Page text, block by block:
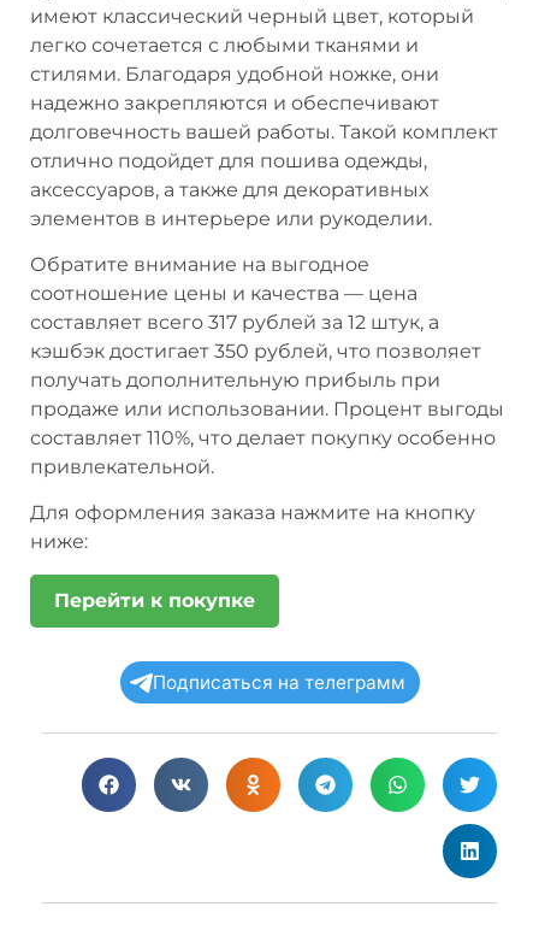
имеют классический черный цвет, который
легко сочетается с любыми тканями и
стилями. Благодаря удобной ножке, они
надежно закрепляются и обеспечивают
долговечность вашей работы. Такой комплект
отлично подойдет для пошива одежды,
аксессуаров, а также для декоративных
элементов в интерьере или рукоделии.
Обратите внимание на выгодное
соотношение цены и качества — цена
составляет всего 317 рублей за 12 штук, а
кэшбэк достигает 350 рублей, что позволяет
получать дополнительную прибыль при
продаже или использовании. Процент выгоды
составляет 110%, что делает покупку особенно
привлекательной.
Для оформления заказа нажмите на кнопку
ниже:
Перейти к покупке
Подписаться на телеграмм